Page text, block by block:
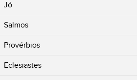
Jó
Salmos
Provérbios
Eclesiastes